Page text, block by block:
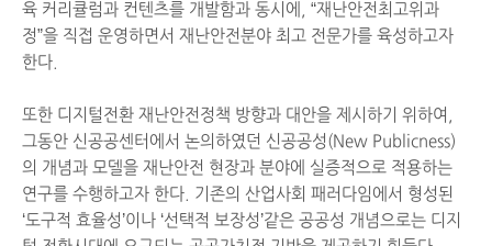
육 커리큘럼과 컨텐츠를 개발함과 동시에, “재난안전최고위과
정”을 직접 운영하면서 재난안전분야 최고 전문가를 육성하고자
한다.
또한 디지털전환 재난안전정책 방향과 대안을 제시하기 위하여,
그동안 신공공센터에서 논의하였던 신공공성(New Publicness)
의 개념과 모델을 재난안전 현장과 분야에 실증적으로 적용하는
연구를 수행하고자 한다. 기존의 산업사회 패러다임에서 형성된
‘도구적 효율성’이나 ‘선택적 보장성’같은 공공성 개념으로는 디지